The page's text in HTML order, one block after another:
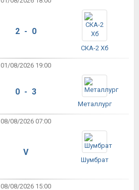
2 - 0
СКА-2 Хб
01/08/2026 19:00
0 - 3
Металлург
08/08/2026 07:00
V
Шумбрат
08/08/2026 15:00